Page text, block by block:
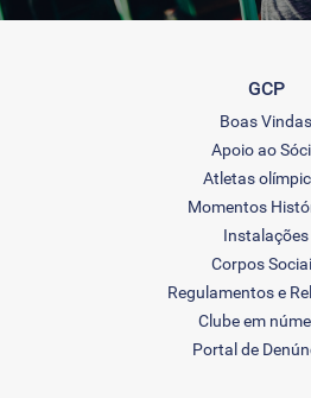
GCP
Boas Vindas
Apoio ao
Atletas
Momentos
Instalações
Corpos
Regulamentos e
Clube em
Portal de